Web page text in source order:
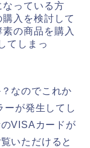
なっている方
入を検討して
の商品を購入
てしまっ
なのでこれか
ーが発生してし
VISAカードが
いただけると